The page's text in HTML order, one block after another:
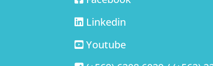
Linkedin
Youtube